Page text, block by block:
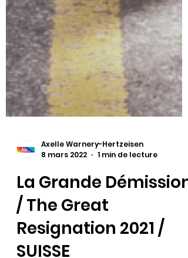
Axelle Warnery-Hertzeisen
8 mars 2022
1 min de lecture
La Grande Démission
/ The Great